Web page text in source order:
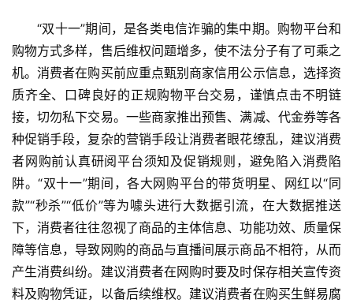
首
页
资
讯
“双十一”期间，是各类电信诈骗的集中期。购物平台和
购物方式多样，售后维权问题增多，使不法分子有了可乘之
机。消费者在购买前应重点甄别商家信用公示信息，选择资
质齐全、口碑良好的正规购物平台交易，谨慎点击不明链
接，切勿私下交易。一些商家推出预售、满减、代金券等各
种促销手段，复杂的营销手段让消费者眼花缭乱，建议消费
者网购前认真研阅平台须知及促销规则，避免陷入消费陷
阱。“双十一”期间，各大网购平台的带货明星、网红以“同
款”“秒杀”“低价”等为噱头进行大数据引流，在大数据推送
下，消费者往往忽视了商品的主体信息、功能功效、质量保
障等信息，导致网购的商品与直播间展示商品不相符，从而
产生消费纠纷。建议消费者在网购时要及时保存相关宣传资
料及购物凭证，以备后续维权。建议消费者在购买生鲜易腐